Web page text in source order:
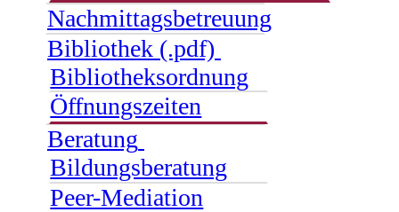
Nachmittagsbetreuung
Bibliothek (.pdf)
Bibliotheksordnung
Öffnungszeiten
Beratung
Bildungsberatung
Peer-Mediation